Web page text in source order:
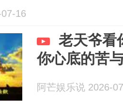
16
老天爷看
你心底的苦
阿芒娱乐说 2026-